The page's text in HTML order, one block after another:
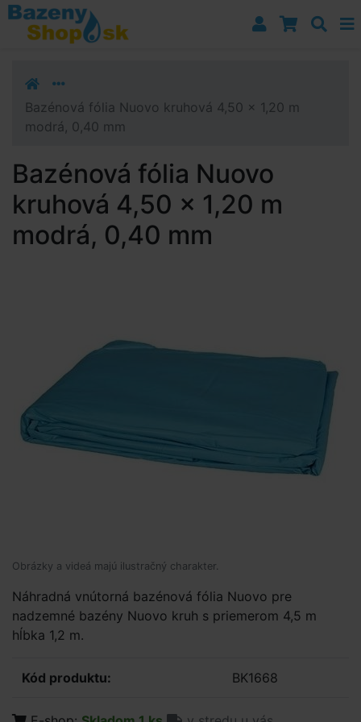
Prejsť k navigácii
Prejsť na obsah
Prejsť k bočnému stĺpci
Bazénová fólia Nuovo kruhová 4,50 x 1,20 m
modrá, 0,40 mm
Bazénová fólia Nuovo
kruhová 4,50 x 1,20 m
modrá, 0,40 mm
Obrázky a videá majú ilustračný charakter.
Náhradná vnútorná bazénová fólia Nuovo pre
nadzemné bazény Nuovo kruh s priemerom 4,5 m
hĺbka 1,2 m.
Kód produktu: BK1668